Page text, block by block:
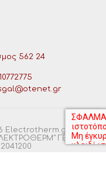
562 24
Electrotherm.gr.
ΓΕΜΗ: